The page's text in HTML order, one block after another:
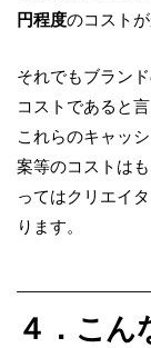
円程度のコストが
それでもブラン
コストであると
これらのキャッ
案等のコストはも
ってはクリエイ
ります。
４．こん